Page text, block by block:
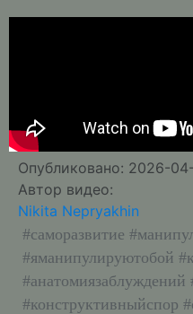
Опубликовано: 2026-
Автор видео:
Nikita Nepryakhin
#саморазвитие
#яманипулируютобой
#анатомиязаблуждений
#конструктивныйспор